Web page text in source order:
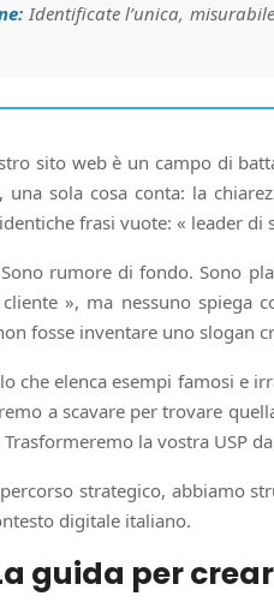
Identificate l’unica,
sito web è un campo di
una sola cosa conta: la
frasi vuote: « leader
Sono rumore di fondo. Sono
», ma nessuno spiega
fosse inventare uno slogan
che elenca esempi famosi e
a scavare per trovare
la vostra USP
strategico, abbiamo
digitale italiano.
guida per